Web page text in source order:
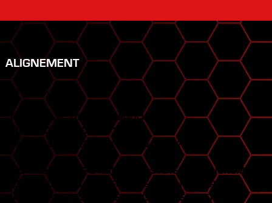
ALIGNEMENT
CLASSE A
- PNEUS AVEC USURE IRRÉGULIÈRE ?
- VIBRATION AU VOLANT ?
- VÉHICULE SE DÉPORTANT D’UN CÔTÉ ?
NOS TECHNICIENS UTILISENT LE SYSTÈME D’ALIGNEMENT
BEELINE, UN DES MEILLEURS DE L’INDUSTRIE POUR
L’ALIGNEMENT DE VOS VÉHICULES ET REMORQUES.